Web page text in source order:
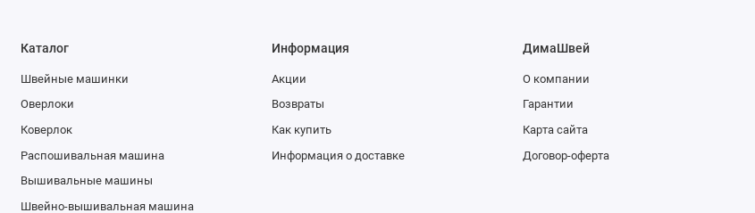
Каталог
Швейные машинки
Оверлоки
Коверлок
Распошивальная машина
Вышивальные машины
Швейно-вышивальная машина
Информация
Акции
Возвраты
Как купить
Информация о доставке
ДимаШвей
О компании
Гарантии
Карта сайта
Договор-оферта